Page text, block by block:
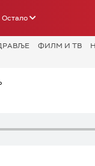
Остало
ФИЛМ И ТВ